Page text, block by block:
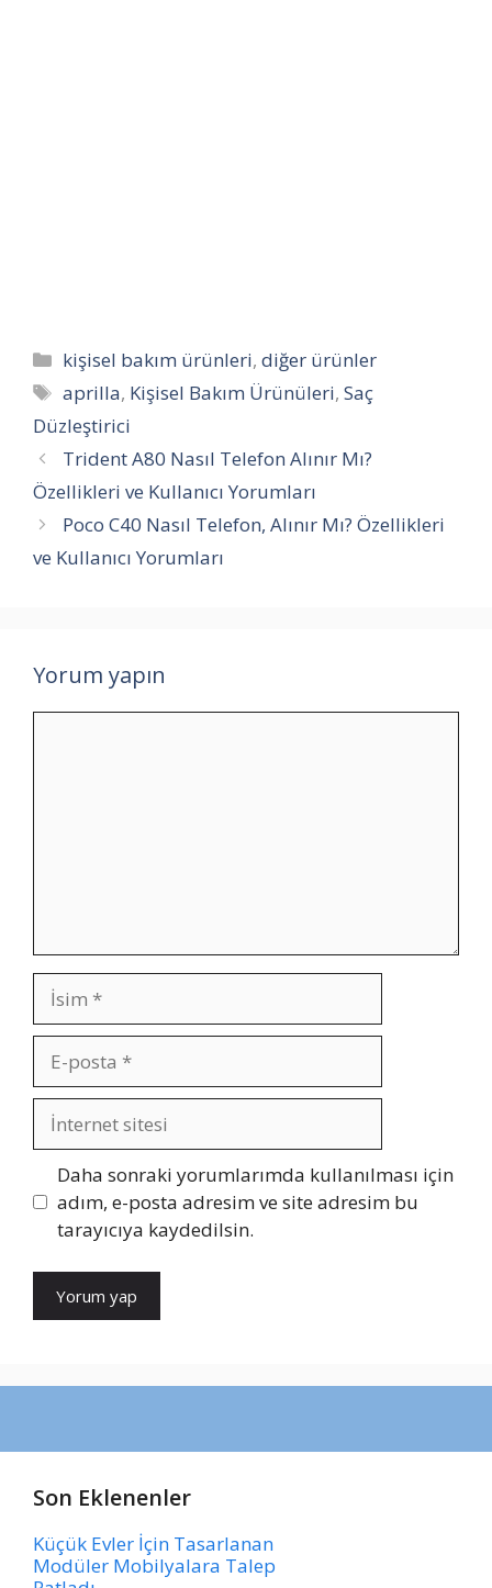
Kategoriler
kişisel bakım ürünleri,diğer ürünler
Etiketler
aprilla, Kişisel Bakım Ürünüleri,Saç
Düzleştirici
Trident A80 Nasıl Telefon Alınır Mı?
Özellikleri ve Kullanıcı Yorumları
Poco C40 Nasıl Telefon, Alınır Mı? Özellikleri
ve Kullanıcı Yorumları
Yorum yapın
İsim
posta
İnternet
sitesi
Daha sonraki yorumlarımda kullanılması için
adım, e-posta adresim ve site adresim bu
tarayıcıya kaydedilsin.
Son Eklenenler
Küçük Evler İçin Tasarlanan
Modüler Mobilyalara Talep